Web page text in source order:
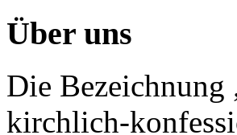
Über uns
Die Bezeichnung
kirchlich-